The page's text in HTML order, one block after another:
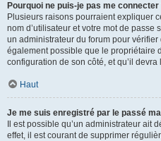
Pourquoi ne puis-je pas me connecter
Plusieurs raisons pourraient expliquer
nom d’utilisateur et votre mot de passe
un administrateur du forum pour
également possible que le propriétaire
configuration de son côté, et qu’il devra
Haut
Je me suis enregistré par le passé
Il est possible qu’un administrateur ait
effet, il est courant de supprimer